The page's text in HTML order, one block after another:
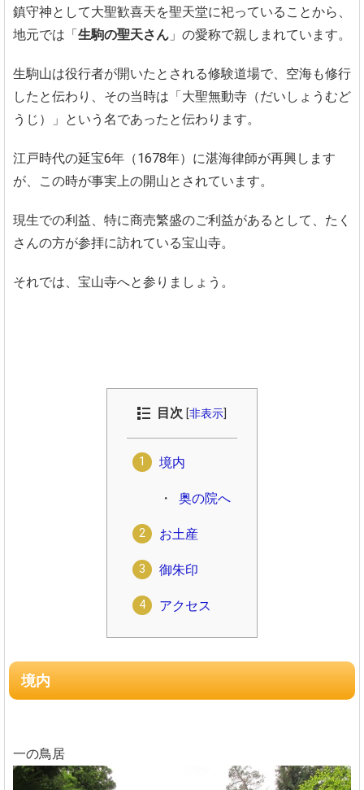
鎮守神として大聖歓喜天を聖天堂に祀っていることから、
地元では「 生駒の聖天さん 」の愛称で親しまれています。
生駒山は役行者が開いたとされる修験道場で、空海も修行
したと伝わり、その当時は「大聖無動寺（だいしょうむど
うじ）」という名であったと伝わります。
江戸時代の延宝6年（1678年）に湛海律師が再興します
が、この時が事実上の開山とされています。
現生での利益、特に商売繁盛のご利益があるとして、たく
さんの方が参拝に訪れている宝山寺。
それでは、宝山寺へと参りましょう。
目次 [非表示
境内
奥の院へ
お土産
御朱印
アクセス
境内
一の鳥居